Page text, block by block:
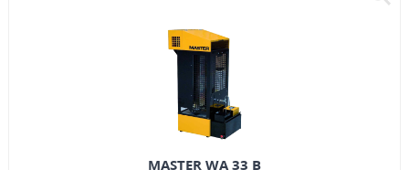
MASTER WA 33 B